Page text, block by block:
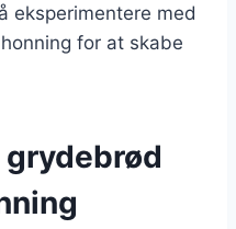
eksperimentere med
for at skabe
grydebrød